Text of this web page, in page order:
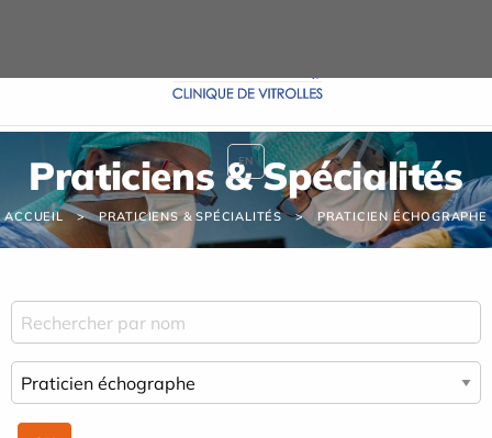
Praticiens & Spécialités
ACCUEIL PRATICIENS & SPÉCIALITÉS PRATICIEN ÉCHOGRAPHE
EN